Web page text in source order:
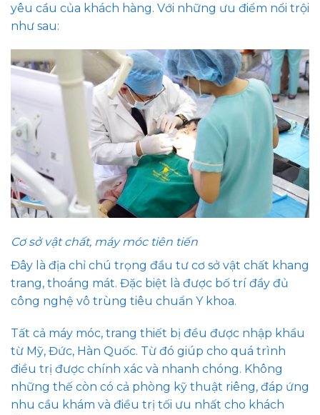
yêu cầu của khách hàng. Với những ưu điểm nổi trội
như sau:
Cơ sở vật chất, máy móc tiên tiến
Đây là địa chỉ chú trọng đầu tư cơ sở vật chất khang
trang, thoáng mát. Đặc biệt là được bố trí đầy đủ
công nghệ vô trùng tiêu chuẩn Y khoa.
Tất cả máy móc, trang thiết bị đều được nhập khẩu
từ Mỹ, Đức, Hàn Quốc. Từ đó giúp cho quá trình
điều trị được chính xác và nhanh chóng. Không
những thế còn có cả phòng kỹ thuật riêng, đáp ứng
nhu cầu khám và điều trị tối ưu nhất cho khách